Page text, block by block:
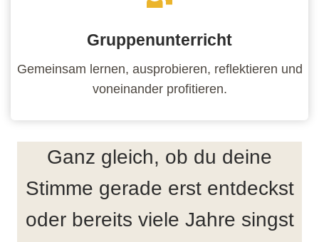
Gruppenunterricht
Gemeinsam lernen, ausprobieren, reflektieren und
voneinander profitieren.
Ganz gleich, ob du deine
Stimme gerade erst entdeckst
oder bereits viele Jahre singst